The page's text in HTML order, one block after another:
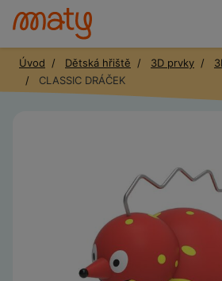
Úvod Dětská hřiště 3D prvky
CLASSIC DRÁČEK